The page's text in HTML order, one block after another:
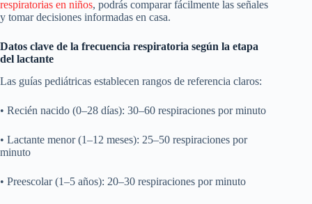
respiratorias en niños, podrás comparar fácilmente las señales
y tomar decisiones informadas en casa.
Datos clave de la frecuencia respiratoria según la etapa
del lactante
Las guías pediátricas establecen rangos de referencia claros:
• Recién nacido (0–28 días): 30–60 respiraciones por minuto
• Lactante menor (1–12 meses): 25–50 respiraciones por
minuto
• Preescolar (1–5 años): 20–30 respiraciones por minuto